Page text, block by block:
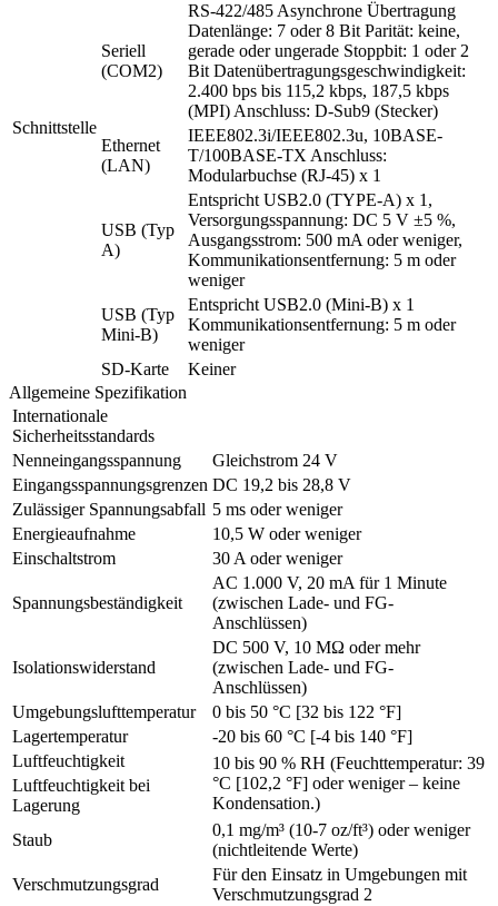
Schnittstelle
Seriell
(COM2)
RS-422/485 Asynchrone Übertragung
Datenlänge: 7 oder 8 Bit Parität: keine,
gerade oder ungerade Stoppbit: 1 oder 2
Bit Datenübertragungsgeschwindigkeit:
2.400 bps bis 115,2 kbps, 187,5 kbps
(MPI) Anschluss: D-Sub9 (Stecker)
Ethernet
(LAN)
IEEE802.3i/IEEE802.3u, 10BASE-
T/100BASE-TX Anschluss:
Modularbuchse (RJ-45) x 1
USB (Typ
A)
Entspricht USB2.0 (TYPE-A) x 1,
Versorgungsspannung: DC 5 V ±5 %,
Ausgangsstrom: 500 mA oder weniger,
Kommunikationsentfernung: 5 m oder
weniger
USB (Typ
Mini-B)
Entspricht USB2.0 (Mini-B) x 1
Kommunikationsentfernung: 5 m oder
weniger
SD-Karte
Keiner
Allgemeine Spezifikation
Internationale
Sicherheitsstandards
Nenneingangsspannung
Gleichstrom 24 V
Eingangsspannungsgrenzen DC 19,2 bis 28,8 V
Zulässiger Spannungsabfall 5 ms oder weniger
Energieaufnahme
10,5 W oder weniger
Einschaltstrom
30 A oder weniger
Spannungsbeständigkeit
AC 1.000 V, 20 mA für 1 Minute
(zwischen Lade- und FG-
Anschlüssen)
Isolationswiderstand
DC 500 V, 10 MΩ oder mehr
(zwischen Lade- und FG-
Anschlüssen)
Umgebungslufttemperatur
0 bis 50 °C [32 bis 122 °F]
Lagertemperatur
-20 bis 60 °C [-4 bis 140 °F]
Luftfeuchtigkeit
10 bis 90 % RH (Feuchttemperatur: 39
°C [102,2 °F] oder weniger – keine
Kondensation.)
Luftfeuchtigkeit bei
Lagerung
Staub
0,1 mg/m³ (10-7 oz/ft³) oder weniger
(nichtleitende Werte)
Verschmutzungsgrad
Für den Einsatz in Umgebungen mit
Verschmutzungsgrad 2